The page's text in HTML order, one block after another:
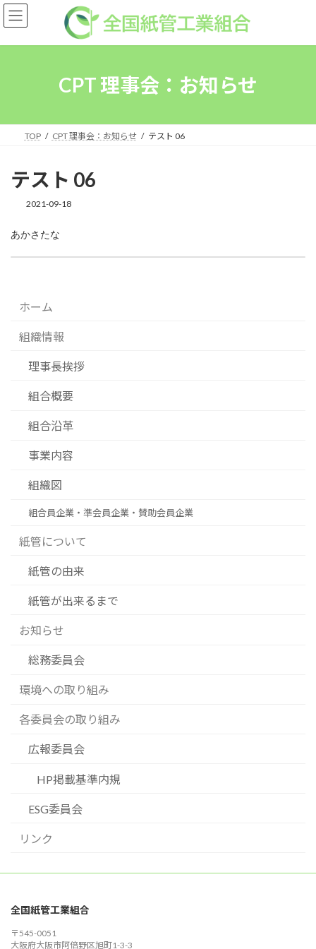
コ
ン
ン
ナ
ビ
ー
CPT 理事会：お知らせ
TOP CPT 理事会：お知らせ テスト 06
テスト 06
2021-09-18
あかさたな
テスト 05
ホーム
組織情報
理事長挨拶
組合概要
組合沿革
事業内容
組織図
組合員企業・準会員企業・賛助会員企業
紙管について
紙管の由来
紙管が出来るまで
お知らせ
総務委員会
環境への取り組み
各委員会の取り組み
広報委員会
HP掲載基準内規
ESG委員会
リンク
全国紙管工業組合
〒545-0051
大阪府大阪市阿倍野区旭町1-3-3